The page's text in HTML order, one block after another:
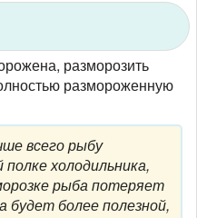
разморозить
размороженную
всего рыбу
холодильника,
рыба потеряет
будет более полезной,